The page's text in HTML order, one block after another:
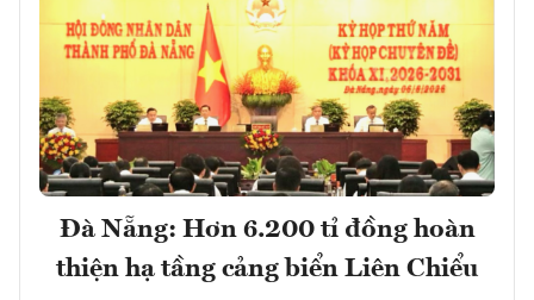
Đà Nẵng: Hơn 6.200 tỉ đồng hoàn
thiện hạ tầng cảng biển Liên Chiểu